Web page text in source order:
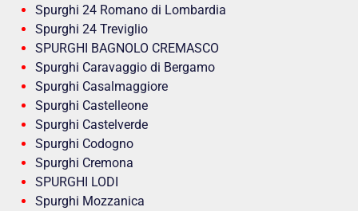
Spurghi 24 Romano di Lombardia
Spurghi 24 Treviglio
SPURGHI BAGNOLO CREMASCO
Spurghi Caravaggio di Bergamo
Spurghi Casalmaggiore
Spurghi Castelleone
Spurghi Castelverde
Spurghi Codogno
Spurghi Cremona
SPURGHI LODI
Spurghi Mozzanica